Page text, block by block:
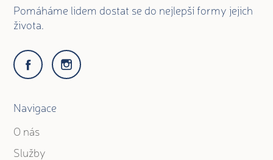
Pomáháme lidem dostat se do nejlepší formy jejich
života.
Navigace
O nás
Služby